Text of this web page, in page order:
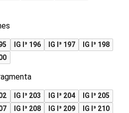
IG I³ 196 IG I³ 197
IG I³ 198
IG I³ 203 IG I³ 204
IG I³ 205
IG I³ 208 IG I³ 209
IG I³ 210